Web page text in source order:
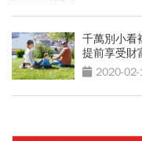
千萬別小看
提前享受財
2020-